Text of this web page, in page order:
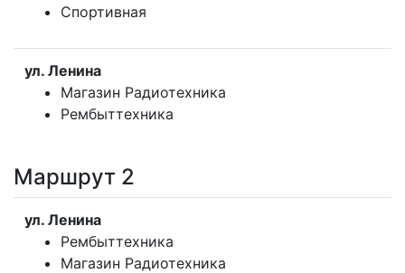
Спортивная
ул. Ленина
Магазин Радиотехника
Рембыттехника
Маршрут 2
ул. Ленина
Рембыттехника
Магазин Радиотехника